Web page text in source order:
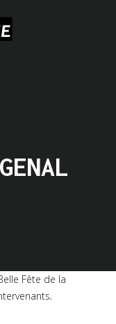
Fête de la
.